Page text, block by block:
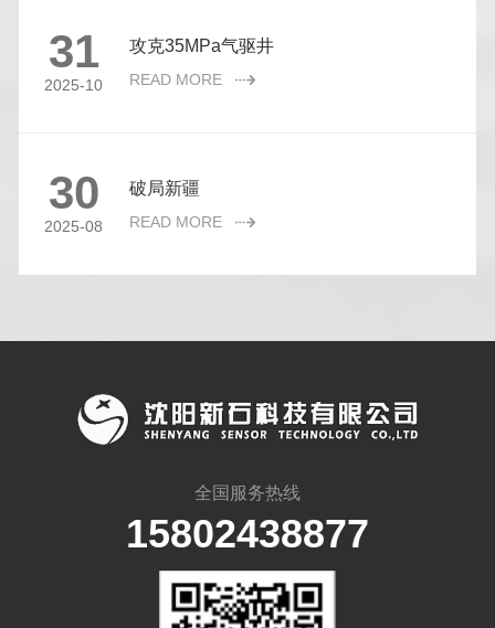
31
2025-10
攻克35MPa气驱井
READ MORE
30
2025-08
破局新疆
READ MORE
全国服务热线
15802438877